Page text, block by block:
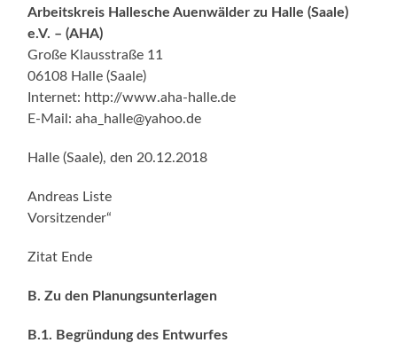
Arbeitskreis Hallesche Auenwälder zu Halle (Saale)
e.V. – (AHA)
Große Klausstraße 11
06108 Halle (Saale)
Internet: http://www.aha-halle.de
E-Mail: aha_halle@yahoo.de
Halle (Saale), den 20.12.2018
Andreas Liste
Vorsitzender“
Zitat Ende
B. Zu den Planungsunterlagen
B.1. Begründung des Entwurfes